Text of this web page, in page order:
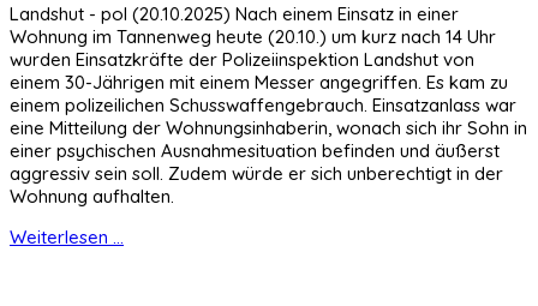
Landshut - pol (20.10.2025) Nach einem Einsatz in einer
Wohnung im Tannenweg heute (20.10.) um kurz nach 14 Uhr
wurden Einsatzkräfte der Polizeiinspektion Landshut von
einem 30-Jährigen mit einem Messer angegriffen. Es kam zu
einem polizeilichen Schusswaffengebrauch. Einsatzanlass war
eine Mitteilung der Wohnungsinhaberin, wonach sich ihr Sohn in
einer psychischen Ausnahmesituation befinden und äußerst
aggressiv sein soll. Zudem würde er sich unberechtigt in der
Wohnung aufhalten.
Weiterlesen ...